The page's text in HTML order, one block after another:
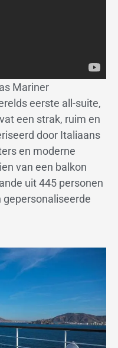
Mariner
eerste all-suite,
een strak, ruim en
door Italiaans
en moderne
van een balkon
uit 445 personen